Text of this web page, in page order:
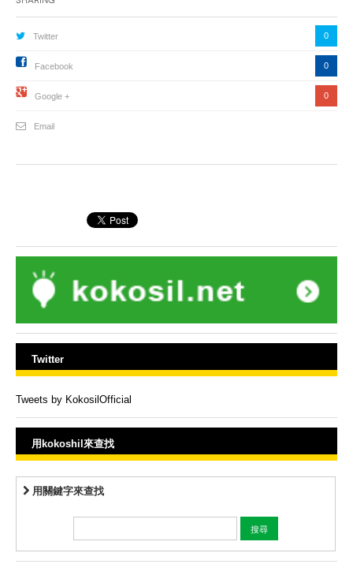
Twitter 0
Facebook 0
Google + 0
Email
Twitter
Tweets by KokosilOfficial
用kokoshil來查找
用關鍵字來查找